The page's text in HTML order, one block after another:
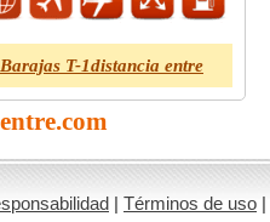
T-1distancia entre
| Términos de uso |